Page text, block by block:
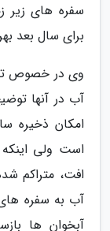
سفره های زیر
برای سال بعد
وی در خصوص
آب در آنها
امکان ذخیره
است ولی
افت، متراکم
آب به سفره
آبخوان ها